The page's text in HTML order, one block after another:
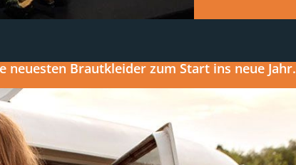
Brautkleider zum Start ins neue Jahr.